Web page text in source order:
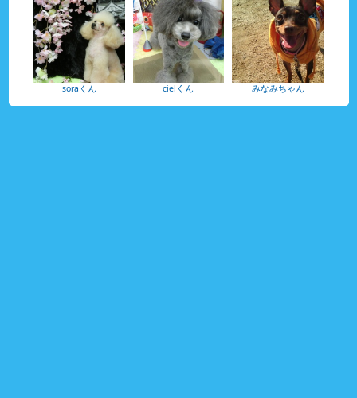
soraくん cielくん みなみちゃん